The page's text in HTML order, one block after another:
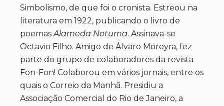
Simbolismo, de que foi o cronista. Estreou na
literatura em 1922, publicando o livro de
poemasAlameda Noturna. Assinava-se
Octavio Filho. Amigo de Álvaro Moreyra, fez
parte do grupo de colaboradores da revista
Fon-Fon! Colaborou em vários jornais, entre os
quais o Correio da Manhã. Presidiu a
Associação Comercial do Rio de Janeiro, a